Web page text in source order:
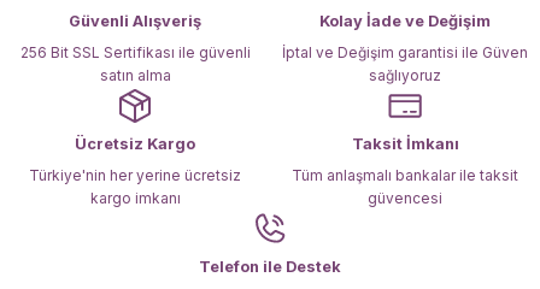
Ürün fiyatı diğer sitelerden daha pahalı.
Bu ürüne benzer farklı alternatifler olmalı.
Güvenli Alışveriş
256 Bit SSL Sertifikası ile güvenli
satın alma
Kolay İade ve Değişim
İptal ve Değişim garantisi ile Güven
sağlıyoruz
Ücretsiz Kargo
Türkiye'nin her yerine ücretsiz
kargo imkanı
Taksit İmkanı
Tüm anlaşmalı bankalar ile taksit
güvencesi
Telefon ile Destek